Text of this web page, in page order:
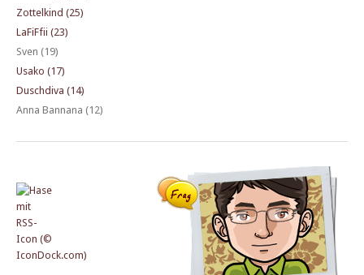
Zottelkind (25)
LaFiFfii (23)
Sven (19)
Usako (17)
Duschdiva (14)
Anna Bannana (12)